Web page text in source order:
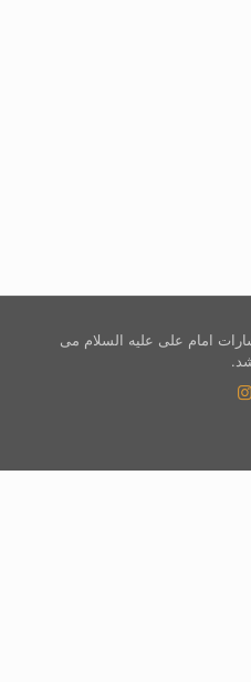
امام علی علیه السلام می